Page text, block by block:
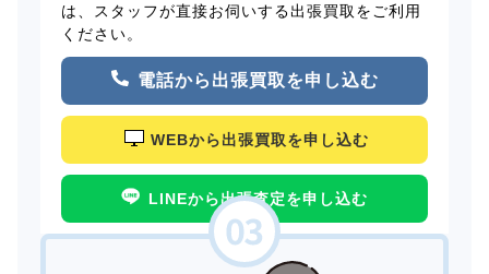
は、スタッフが直接お伺いする出張買取をご利用
ください。
電話から出張買取を申し込む
WEBから出張買取を申し込む
LINEから出張査定を申し込む